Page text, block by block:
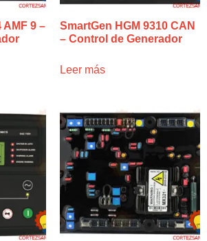
9 –
SmartGen HGM 9310 CAN
– Control de Generador
Leer más